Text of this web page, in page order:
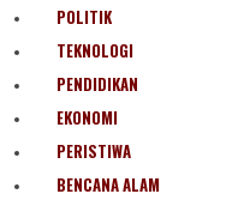
POLITIK
TEKNOLOGI
PENDIDIKAN
EKONOMI
PERISTIWA
BENCANA ALAM